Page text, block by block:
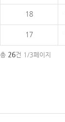
18
17
총 26건 1/3페이지